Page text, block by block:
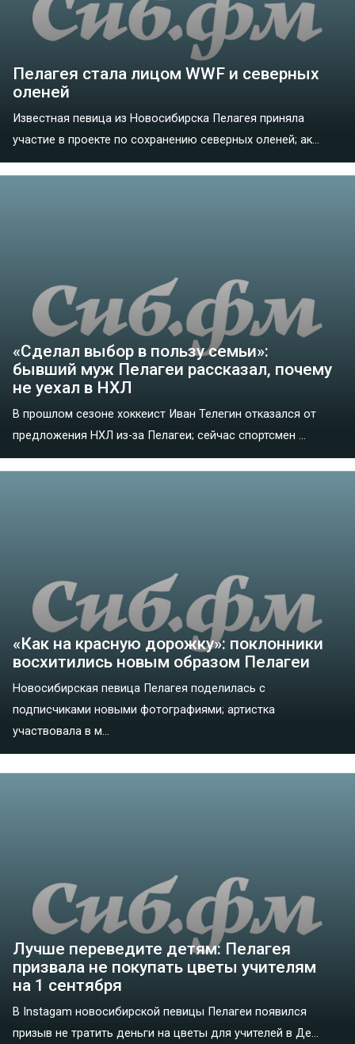
Пелагея стала лицом WWF и северных
оленей
Известная певица из Новосибирска Пелагея приняла
участие в проекте по сохранению северных оленей; ак...
«Сделал выбор в пользу семьи»:
бывший муж Пелагеи рассказал, почему
не уехал в НХЛ
В прошлом сезоне хоккеист Иван Телегин отказался от
предложения НХЛ из-за Пелагеи; сейчас спортсмен ...
«Как на красную дорожку»: поклонники
восхитились новым образом Пелагеи
Новосибирская певица Пелагея поделилась с
подписчиками новыми фотографиями; артистка
участвовала в м...
Лучше переведите детям: Пелагея
призвала не покупать цветы учителям
на 1 сентября
В Instagam новосибирской певицы Пелагеи появился
призыв не тратить деньги на цветы для учителей в Де...